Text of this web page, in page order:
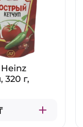
320 г,